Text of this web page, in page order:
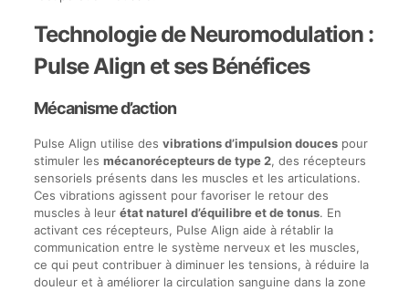
Technologie de Neuromodulation :
Pulse Align et ses Bénéfices
Mécanisme d’action
Pulse Align utilise des vibrations d’impulsion doucespour
stimuler les mécanorécepteurs de type 2, des récepteurs
sensoriels présents dans les muscles et les articulations.
Ces vibrations agissent pour favoriser le retour des
muscles à leur état naturel d’équilibre et de tonus. En
activant ces récepteurs, Pulse Align aide à rétablir la
communication entre le système nerveux et les muscles,
ce qui peut contribuer à diminuer les tensions, à réduire la
douleur et à améliorer la circulation sanguine dans la zone